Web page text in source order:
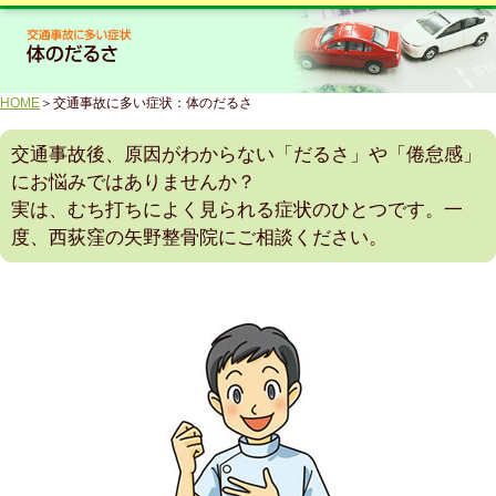
HOME ＞交通事故に多い症状：体のだるさ
交通事故後、原因がわからない「だるさ」や「倦怠感」
にお悩みではありませんか？
実は、むち打ちによく見られる症状のひとつです。一
度、西荻窪の矢野整骨院にご相談ください。